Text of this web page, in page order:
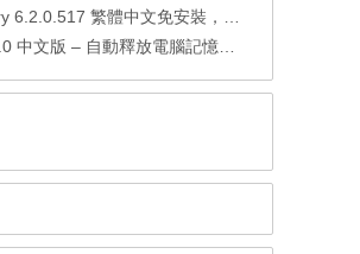
繁體中文免安裝，免費檔案還原軟體工具
版 – 自動釋放電腦記憶體的工具